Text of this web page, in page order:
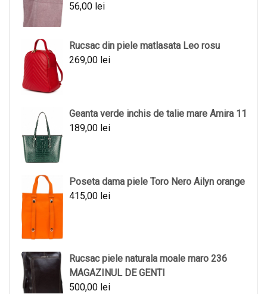
56,00 lei
Rucsac din piele matlasata Leo rosu
269,00 lei
Geanta verde inchis de talie mare Amira 11
189,00 lei
Poseta dama piele Toro Nero Ailyn orange
415,00 lei
Rucsac piele naturala moale maro 236
MAGAZINUL DE GENTI
500,00 lei